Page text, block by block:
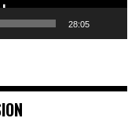
28:05